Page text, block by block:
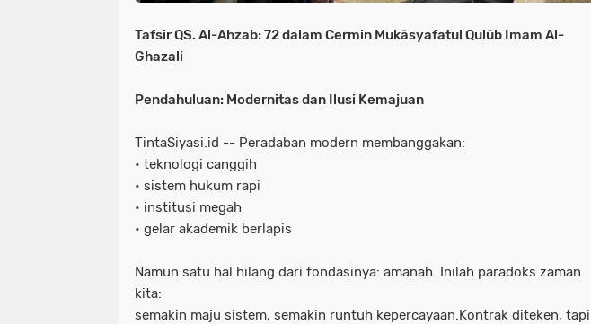
Tafsir QS. Al-Ahzab: 72 dalam Cermin Mukāsyafatul Qulūb Imam Al-
Ghazali
Pendahuluan: Modernitas dan Ilusi Kemajuan
TintaSiyasi.id -- Peradaban modern membanggakan:
• teknologi canggih
• sistem hukum rapi
• institusi megah
• gelar akademik berlapis
Namun satu hal hilang dari fondasinya: amanah. Inilah paradoks zaman
kita:
semakin maju sistem, semakin runtuh kepercayaan.Kontrak diteken, tapi